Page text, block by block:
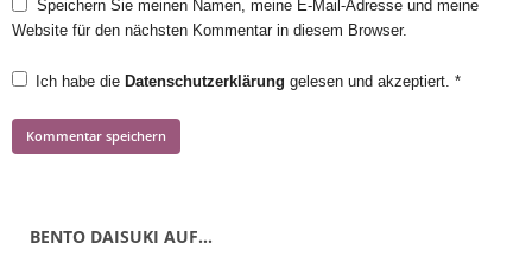
Speichern Sie meinen Namen, meine E-Mail-Adresse und meine
Website für den nächsten Kommentar in diesem Browser.
Ich habe die Datenschutzerklärung gelesen und akzeptiert. *
BENTO DAISUKI AUF…